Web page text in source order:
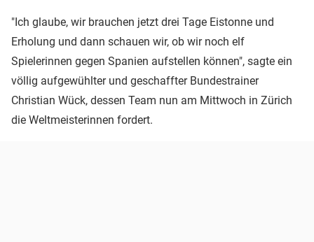
"Ich glaube, wir brauchen jetzt drei Tage Eistonne und
Erholung und dann schauen wir, ob wir noch elf
Spielerinnen gegen Spanien aufstellen können", sagte ein
völlig aufgewühlter und geschaffter Bundestrainer
Christian Wück, dessen Team nun am Mittwoch in Zürich
die Weltmeisterinnen fordert.